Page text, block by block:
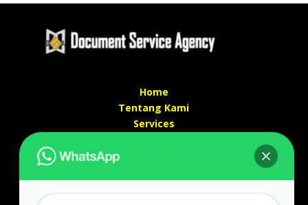
Home
Tentang Kami
Services
Alamat kantor :